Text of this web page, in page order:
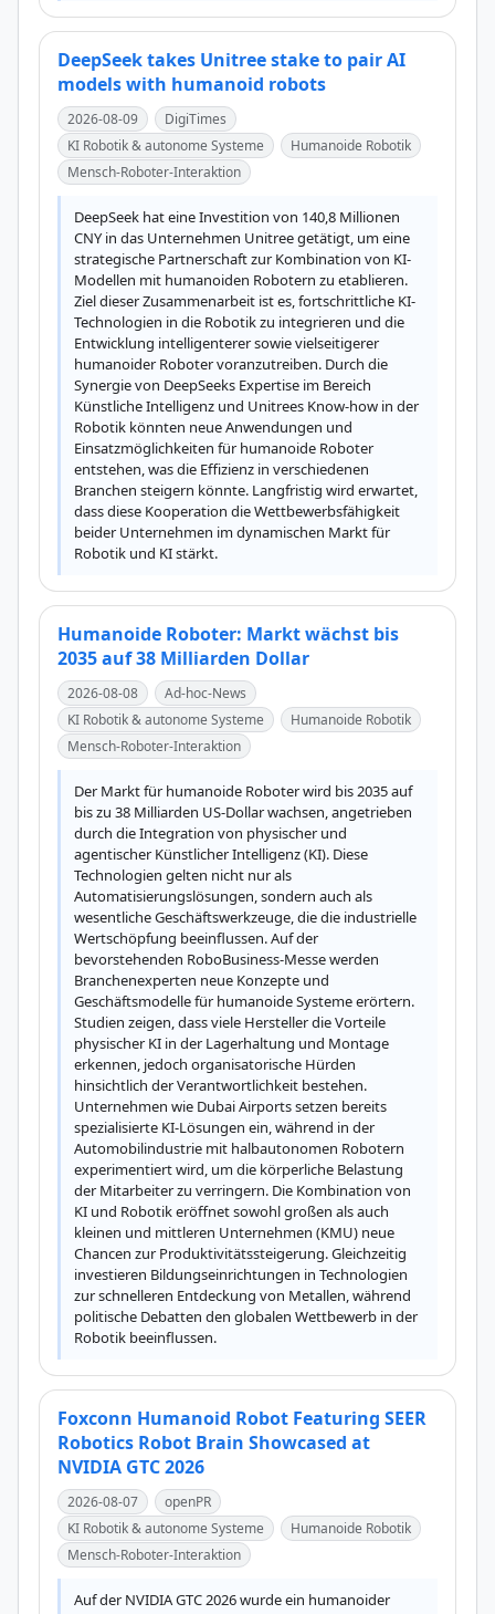
DeepSeek takes Unitree stake to pair AI
models with humanoid robots
2026-08-09
DigiTimes
KI Robotik & autonome Systeme
Humanoide Robotik
Mensch-Roboter-Interaktion
DeepSeek hat eine Investition von 140,8 Millionen
CNY in das Unternehmen Unitree getätigt, um eine
strategische Partnerschaft zur Kombination von KI-
Modellen mit humanoiden Robotern zu etablieren.
Ziel dieser Zusammenarbeit ist es, fortschrittliche KI-
Technologien in die Robotik zu integrieren und die
Entwicklung intelligenterer sowie vielseitigerer
humanoider Roboter voranzutreiben. Durch die
Synergie von DeepSeeks Expertise im Bereich
Künstliche Intelligenz und Unitrees Know-how in der
Robotik könnten neue Anwendungen und
Einsatzmöglichkeiten für humanoide Roboter
entstehen, was die Effizienz in verschiedenen
Branchen steigern könnte. Langfristig wird erwartet,
dass diese Kooperation die Wettbewerbsfähigkeit
beider Unternehmen im dynamischen Markt für
Robotik und KI stärkt.
Humanoide Roboter: Markt wächst bis
2035 auf 38 Milliarden Dollar
2026-08-08
Ad-hoc-News
KI Robotik & autonome Systeme
Humanoide Robotik
Mensch-Roboter-Interaktion
Der Markt für humanoide Roboter wird bis 2035 auf
bis zu 38 Milliarden US-Dollar wachsen, angetrieben
durch die Integration von physischer und
agentischer Künstlicher Intelligenz (KI). Diese
Technologien gelten nicht nur als
Automatisierungslösungen, sondern auch als
wesentliche Geschäftswerkzeuge, die die industrielle
Wertschöpfung beeinflussen. Auf der
bevorstehenden RoboBusiness-Messe werden
Branchenexperten neue Konzepte und
Geschäftsmodelle für humanoide Systeme erörtern.
Studien zeigen, dass viele Hersteller die Vorteile
physischer KI in der Lagerhaltung und Montage
erkennen, jedoch organisatorische Hürden
hinsichtlich der Verantwortlichkeit bestehen.
Unternehmen wie Dubai Airports setzen bereits
spezialisierte KI-Lösungen ein, während in der
Automobilindustrie mit halbautonomen Robotern
experimentiert wird, um die körperliche Belastung
der Mitarbeiter zu verringern. Die Kombination von
KI und Robotik eröffnet sowohl großen als auch
kleinen und mittleren Unternehmen (KMU) neue
Chancen zur Produktivitätssteigerung. Gleichzeitig
investieren Bildungseinrichtungen in Technologien
zur schnelleren Entdeckung von Metallen, während
politische Debatten den globalen Wettbewerb in der
Robotik beeinflussen.
Foxconn Humanoid Robot Featuring SEER
Robotics Robot Brain Showcased at
NVIDIA GTC 2026
2026-08-07
openPR
KI Robotik & autonome Systeme
Humanoide Robotik
Mensch-Roboter-Interaktion
Auf der NVIDIA GTC 2026 wurde ein humanoider